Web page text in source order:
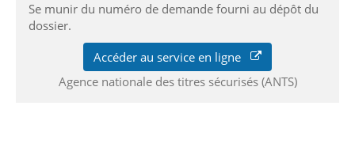
Se munir du numéro de demande fourni au dépôt du
dossier.
Accéder au service en ligne
Agence nationale des titres sécurisés (ANTS)